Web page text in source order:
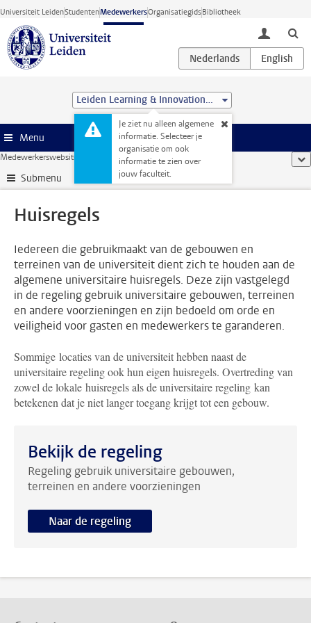
Ga direct naar de inhoud
Universiteit LeidenStudentenMedewerkersOrganisatiegidsBibliotheek
toggle
Leiden Learning & Innovation Centre
Je ziet nu alleen algemene
informatie. Selecteer je
organisatie om ook
informatie te zien over
jouw faculteit.
Menu
Medewerkerswebsite Huisregels
Submenu
Huisregels
Iedereen die gebruikmaakt van de gebouwen en
terreinen van de universiteit dient zich te houden aan de
algemene universitaire huisregels. Deze zijn vastgelegd
in de regeling gebruik universitaire gebouwen, terreinen
en andere voorzieningen en zijn bedoeld om orde en
veiligheid voor gasten en medewerkers te garanderen.
Sommige locaties van de universiteit hebben naast de
universitaire regeling ook hun eigen huisregels. Overtreding van
zowel de lokale huisregels als de universitaire regeling kan
betekenen dat je niet langer toegang krijgt tot een gebouw.
Bekijk de regeling
Regeling gebruik universitaire gebouwen,
terreinen en andere voorzieningen
Naar de regeling